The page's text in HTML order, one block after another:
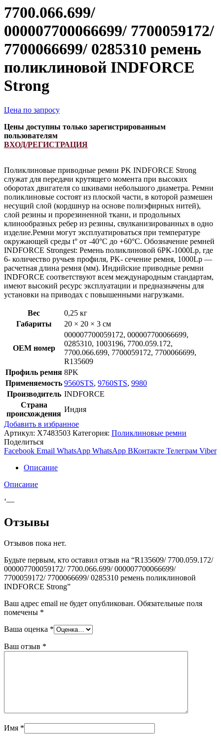
7700.066.699/
000007700066699/ 7700059172/
7700066699/ 0285310 ремень
поликлиновой INDFORCE
Strong
Цена по запросу
Цены доступны только зарегистрированным
пользователям
ВХОД/РЕГИСТРАЦИЯ
Поликлиновые приводные ремни PK INDFORCE Strong
служат для передачи крутящего момента при высоких
оборотах двигателя со шкивами небольшого диаметра. Ремни
поликлиновые состоят из плоской части, в которой размешен
несущий слой (кордшнур на основе полиэфирных нитей),
слой резины и прорезиненной ткани, и продольных
клинообразных ребер из резины, свулканизированных в одно
изделие.Ремни могут эксплуатироваться при температуре
окружающей среды t° от -40°С до +60°С. Обозначение ремней
INDFORCE Strongest: Ремень поликлиновой 6PK-1000Lp, где
6- количество ручьев профиля, PK- сечение ремня, 1000Lp —
расчетная длина ремня (мм). Индийские приводные ремни
INDFORCE соответствуют всем международным стандартам,
имеют высокий ресурс эксплуатации и предназначены для
установки на приводах с повышенными нагрузками.
Вес
0,25 кг
Габариты
20 × 20 × 3 см
OEM номер
000007700059172, 000007700066699,
0285310, 1003196, 7700.059.172,
7700.066.699, 7700059172, 7700066699,
R135609
Профиль ремня 8PK
Применяемость 9560STS, 9760STS, 9980
Производитель INDFORCE
Страна
происхождения
Индия
Добавить в избранное
Артикул: X7483503 Категория: Поликлиновые ремни
Поделиться
Facebook Email WhatsApp WhatsApp ВКонтакте Телеграм Viber
Описание
Описание
‘—
Отзывы
Отзывов пока нет.
Будьте первым, кто оставил отзыв на “R135609/ 7700.059.172/
000007700059172/ 7700.066.699/ 000007700066699/
7700059172/ 7700066699/ 0285310 ремень поликлиновой
INDFORCE Strong”
Ваш адрес email не будет опубликован. Обязательные поля
помечены *
Ваша оценка *
Ваш отзыв *
Имя *